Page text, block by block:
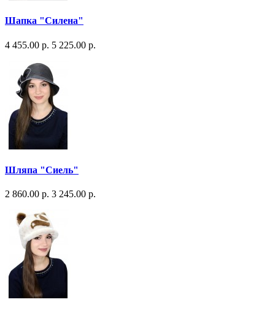
Шапка "Силена"
4 455.00 р. 5 225.00 р.
Шляпа "Сиель"
2 860.00 р. 3 245.00 р.